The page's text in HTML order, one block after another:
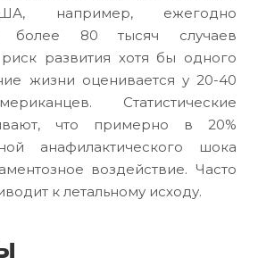
например, ежегодно
более 80 тысяч случаев
развития хотя бы одного
жизни оценивается у 20-40
Статистические
что примерно в 20%
анафилактического шока
воздействие. Часто
к летальному исходу.